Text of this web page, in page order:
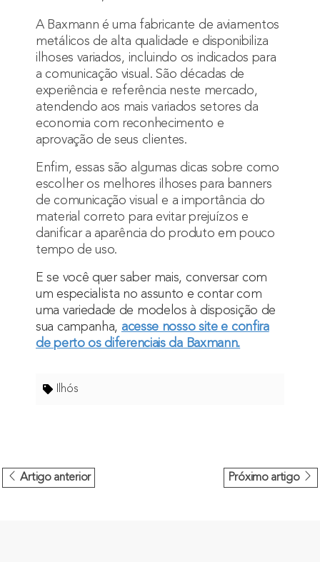
A Baxmann é uma fabricante de aviamentos
metálicos de alta qualidade e disponibiliza
ilhoses variados, incluindo os indicados para
a comunicação visual. São décadas de
experiência e referência neste mercado,
atendendo aos mais variados setores da
economia com reconhecimento e
aprovação de seus clientes.
Enfim, essas são algumas dicas sobre como
escolher os melhores ilhoses para banners
de comunicação visual e a importância do
material correto para evitar prejuízos e
danificar a aparência do produto em pouco
tempo de uso.
E se você quer saber mais, conversar com
um especialista no assunto e contar com
uma variedade de modelos à disposição de
sua campanha, acesse nosso site e confira
de perto os diferenciais da Baxmann.
Ilhós
Artigo anterior Próximo artigo